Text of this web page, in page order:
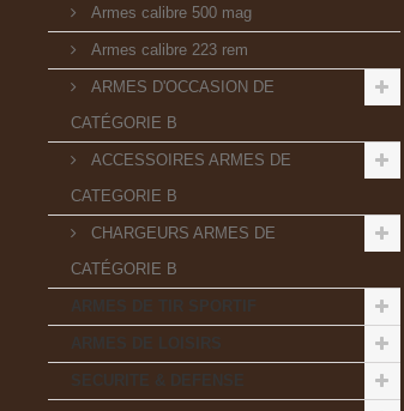
Armes calibre 500 mag
Armes calibre 223 rem
ARMES D'OCCASION DE
CATÉGORIE B
ACCESSOIRES ARMES DE
CATEGORIE B
CHARGEURS ARMES DE
CATÉGORIE B
ARMES DE TIR SPORTIF
ARMES DE LOISIRS
SECURITE & DEFENSE